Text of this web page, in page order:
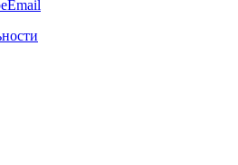
Email